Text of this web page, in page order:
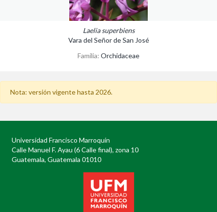
Laelia superbiens
Vara del Señor de San José
Familia: Orchidaceae
Nota: versión vigente hasta 2026.
Universidad Francisco Marroquín
Calle Manuel F. Ayau (6 Calle final), zona 10
Guatemala, Guatemala 01010